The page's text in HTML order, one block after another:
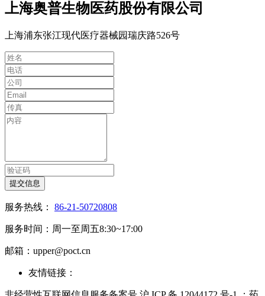
上海奥普生物医药股份有限公司
上海浦东张江现代医疗器械园瑞庆路526号
提交信息
服务热线： 86-21-50720808
服务时间：周一至周五8:30~17:00
邮箱：upper@poct.cn
友情链接：